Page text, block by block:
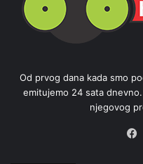
Od prvog dana kada smo
emitujemo 24 sata
njegovog